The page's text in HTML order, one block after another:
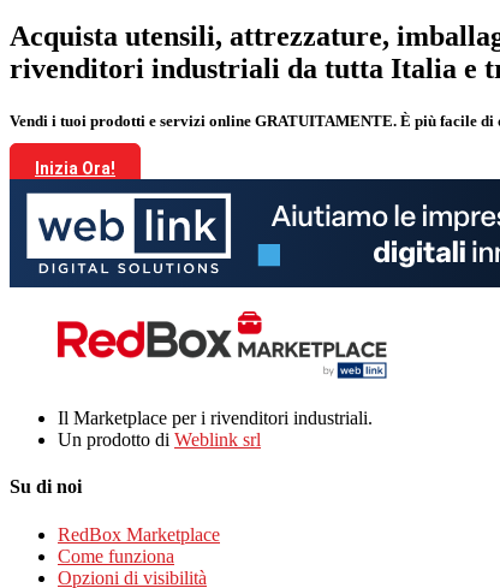
Acquista utensili, attrezzature,
rivenditori industriali da tutta Italia e
Vendi i tuoi prodotti e servizi online GRATUITAMENTE. È più facile di
Inizia Ora!
Il Marketplace per i rivenditori industriali.
Un prodotto di Weblink srl
Su di noi
RedBox Marketplace
Come funziona
Opzioni di visibilità